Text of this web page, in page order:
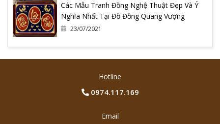
Các Mẫu Tranh Đồng Nghệ Thuật Đẹp Và Ý
Nghĩa Nhất Tại Đồ Đồng Quang Vượng
23/07/2021
Hotline
0974.117.169
Email